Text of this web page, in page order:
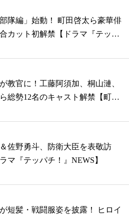
隊編」始動！ 町田啓太ら豪華俳
カット初解禁【ドラマ『テッパ
教官に！工藤阿須加、桐山漣、
総勢12名のキャスト解禁【町田
佐野勇斗、防衛大臣を表敬訪
マ『テッパチ！』NEWS】
短髪・戦闘服姿を披露！ ヒロイ